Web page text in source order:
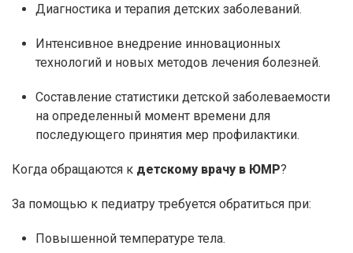
Диагностика и терапия детских заболеваний.
Интенсивное внедрение инновационных
технологий и новых методов лечения болезней.
Составление статистики детской заболеваемости
на определенный момент времени для
последующего принятия мер профилактики.
Когда обращаются к детскому врачу в ЮМР?
За помощью к педиатру требуется обратиться при:
Повышенной температуре тела.